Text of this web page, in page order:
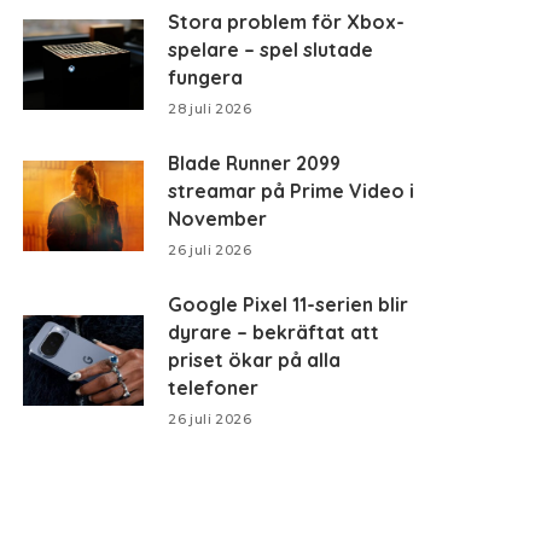
Stora problem för Xbox-
spelare – spel slutade
fungera
28 juli 2026
Blade Runner 2099
streamar på Prime Video i
November
26 juli 2026
Google Pixel 11-serien blir
dyrare – bekräftat att
priset ökar på alla
telefoner
26 juli 2026